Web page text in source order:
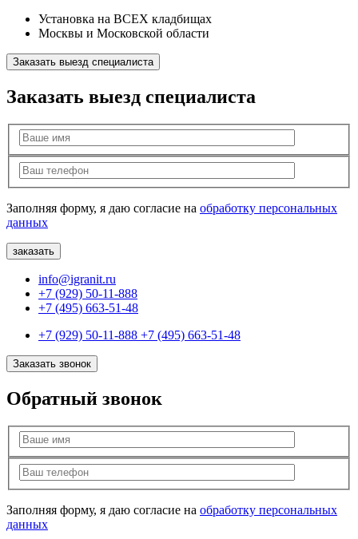
Установка на ВСЕХ кладбищах
Москвы и Московской области
Заказать выезд специалиста
Заказать выезд специалиста
Заполняя форму, я даю согласие на обработку персональных
данных
info@igranit.ru
+7 (929) 50-11-888
+7 (495) 663-51-48
+7 (929) 50-11-888 +7 (495) 663-51-48
Заказать звонок
Обратный звонок
Заполняя форму, я даю согласие на обработку персональных
данных